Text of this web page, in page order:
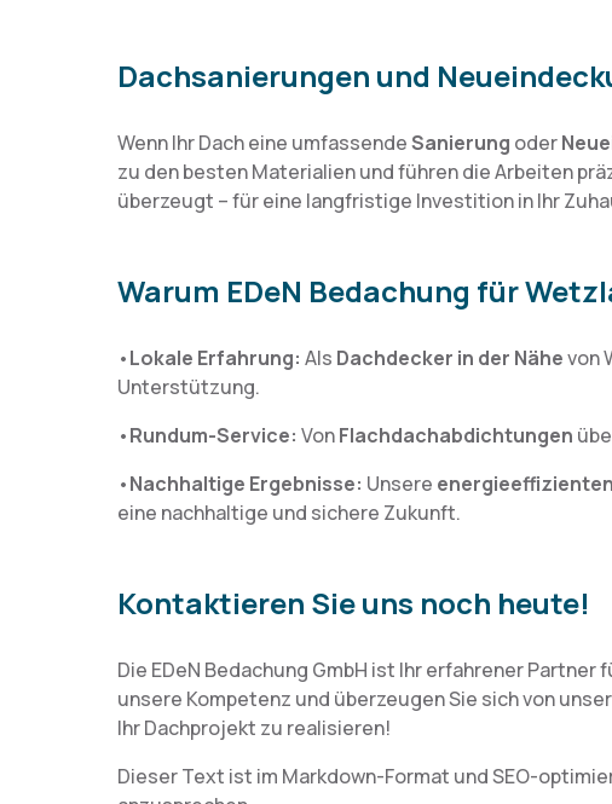
Dachsanierungen und
Wenn Ihr Dach eine umfassendeSanierung oder
zu den besten Materialien und führen die Arbeiten
überzeugt – für eine langfristige Investition in Ihr
Warum EDeN Bedachung für
•Lokale Erfahrung: Als Dachdecker in der Nähevon
Unterstützung.
•Rundum-Service: VonFlachdachabdichtungen
•Nachhaltige Ergebnisse: Unsere
eine nachhaltige und sichere Zukunft.
Kontaktieren Sie uns noch heute!
Die EDeN Bedachung GmbH ist Ihr erfahrener Partner
unsere Kompetenz und überzeugen Sie sich von
Ihr Dachprojekt zu realisieren!
Dieser Text ist im Markdown-Format und SEO-